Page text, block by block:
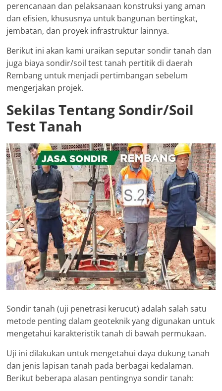
perencanaan dan pelaksanaan konstruksi yang aman
dan efisien, khususnya untuk bangunan bertingkat,
jembatan, dan proyek infrastruktur lainnya.
Berikut ini akan kami uraikan seputar sondir tanah dan
juga biaya sondir/soil test tanah pertitik di daerah
Rembang untuk menjadi pertimbangan sebelum
mengerjakan projek.
Sekilas Tentang Sondir/Soil
Test Tanah
Sondir tanah (uji penetrasi kerucut) adalah salah satu
metode penting dalam geoteknik yang digunakan untuk
mengetahui karakteristik tanah di bawah permukaan.
Uji ini dilakukan untuk mengetahui daya dukung tanah
dan jenis lapisan tanah pada berbagai kedalaman.
Berikut beberapa alasan pentingnya sondir tanah: